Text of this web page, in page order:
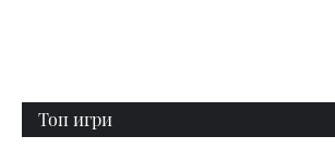
Топ игри